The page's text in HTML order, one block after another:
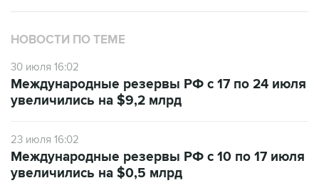
НОВОСТИ ПО ТЕМЕ
30 июля 16:02
Международные резервы РФ с 17 по 24 июля
увеличились на $9,2 млрд
23 июля 16:02
Международные резервы РФ с 10 по 17 июля
увеличились на $0,5 млрд